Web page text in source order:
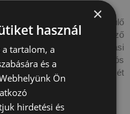
teljesíti a legtöbb felmerülő
és jobb, mint az előző
számtalan befogatási
jellemzi. Már rádiós
a kábel összetekeredését
×
használ
a tartalom, a
és a
Ön
hirdetési és